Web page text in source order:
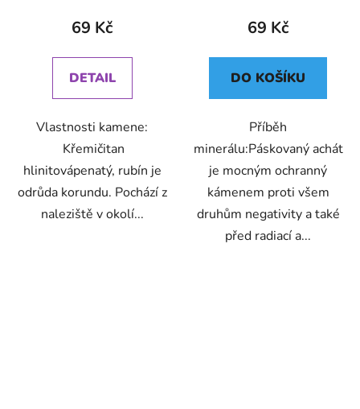
69 Kč
DETAIL
Vlastnosti kamene:
Křemičitan
hlinitovápenatý, rubín je
odrůda korundu. Pochází z
naleziště v okolí...
69 Kč
DO KOŠÍKU
Příběh
minerálu:Páskovaný achát
je mocným ochranný
kámenem proti všem
druhům negativity a také
před radiací a...